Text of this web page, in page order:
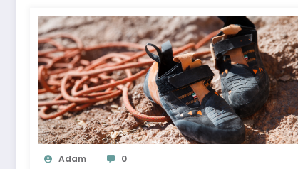
Adam 0